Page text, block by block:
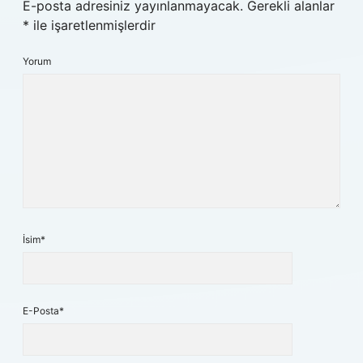
E-posta adresiniz yayınlanmayacak. Gerekli alanlar
* ile işaretlenmişlerdir
Yorum
İsim*
E-Posta*